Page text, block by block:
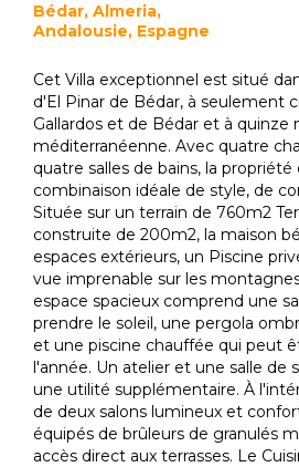
Bédar, Almeria,
Andalousie, Espagne
Cet Villa exceptionnel est situé
d'El Pinar de Bédar, à seulement
Gallardos et de Bédar et à quinze
méditerranéenne. Avec quatre
quatre salles de bains, la
combinaison idéale de style, de
Située sur un terrain de 760m2
construite de 200m2, la maison
espaces extérieurs, un Piscine
vue imprenable sur les
espace spacieux comprend une
prendre le soleil, une pergola
et une piscine chauffée qui peut
l'année. Un atelier et une salle de
une utilité supplémentaire. À
de deux salons lumineux et
équipés de brûleurs de granulés
accès direct aux terrasses. Le